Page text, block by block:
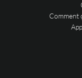
Comment